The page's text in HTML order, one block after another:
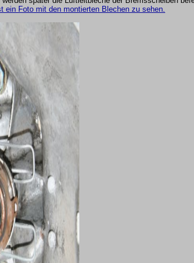
ein Foto mit den montierten Blechen zu sehen.